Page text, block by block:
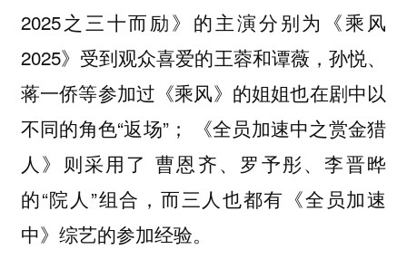
2025之三十而励》的主演分别为《乘风
2025》受到观众喜爱的王蓉和谭薇，孙悦、
蒋一侨等参加过《乘风》的姐姐也在剧中以
不同的角色“返场”； 《全员加速中之赏金猎
人》则采用了 曹恩齐、罗予彤、李晋晔
的“院人”组合，而三人也都有《全员加速
中》综艺的参加经验。